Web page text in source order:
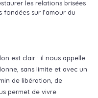
les relations brisées
sur l’amour du
est clair : il nous appelle
sans limite et avec un
de libération, de
permet de vivre